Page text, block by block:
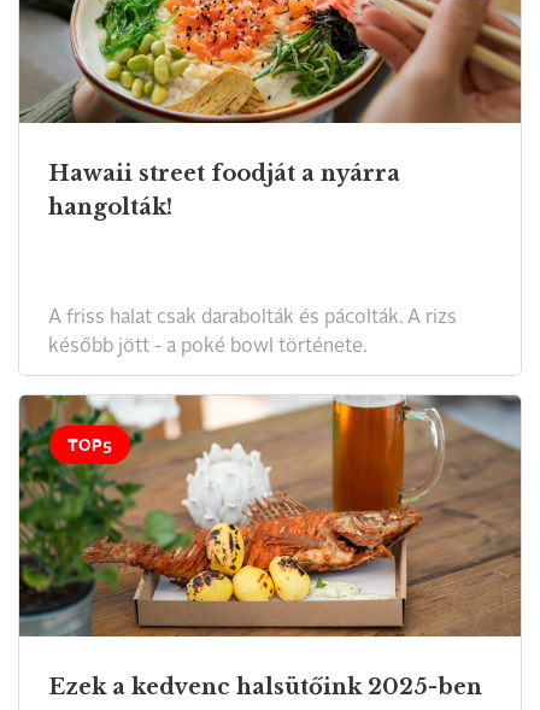
Hawaii street foodját a nyárra
hangolták!
A friss halat csak darabolták és pácolták. A rizs
később jött - a poké bowl története.
TOP5
Ezek a kedvenc halsütőink 2025-ben